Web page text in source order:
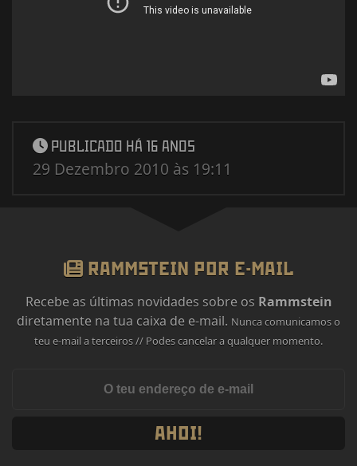
PUBLICADO HÁ 16 ANOS
29 Dezembro 2010 às 19:11
RAMMSTEIN POR E-MAIL
Recebe as últimas novidades sobre os Rammstein
diretamente na tua caixa de e-mail. Nunca comunicamos o
teu e-mail a terceiros // Podes cancelar a qualquer momento.
AHOI!